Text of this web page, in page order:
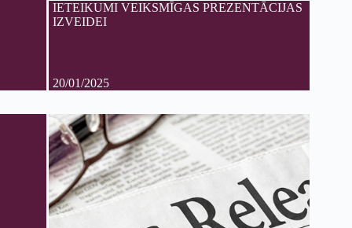
IETEIKUMI VEIKSMĪGAS PREZENTĀCIJAS
IZVEIDEI
20/01/2025